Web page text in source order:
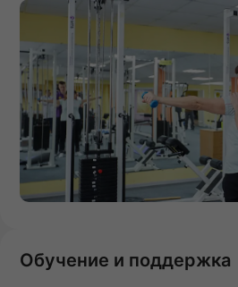
Обучение и поддержка